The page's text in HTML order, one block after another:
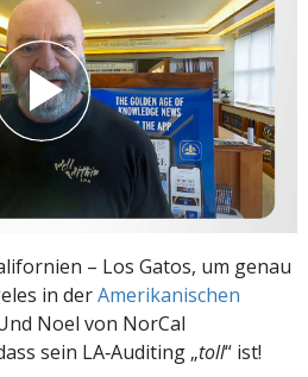
– Los Gatos, um genau
in derAmerikanischen
Noel von NorCal
sein LA‑Auditing „toll“ ist!